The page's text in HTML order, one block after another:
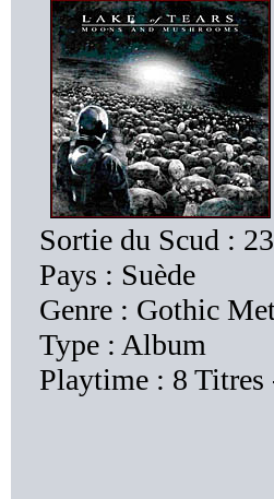
Sortie du Scud :
Pays : Suède
Genre : Gothic
Type : Album
Playtime : 8